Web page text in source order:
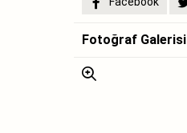
Fotoğraf Galerisi